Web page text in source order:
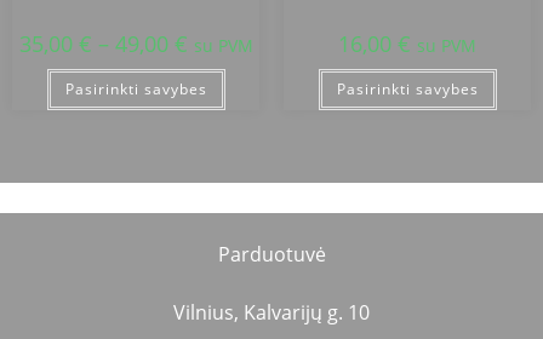
35,00 € – 49,00 € su PVM
Pasirinkti savybes
16,00 € su PVM
Pasirinkti savybes
Parduotuvė
Vilnius, Kalvarijų g. 10